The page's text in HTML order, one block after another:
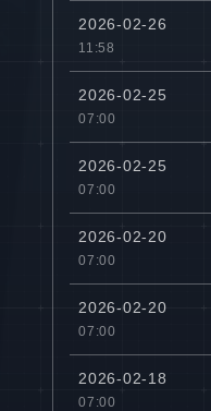
2026-02-26
11:58
2026-02-25
07:00
2026-02-25
07:00
2026-02-20
07:00
2026-02-20
07:00
2026-02-18
07:00